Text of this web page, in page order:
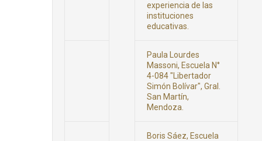
experiencia de las
instituciones
educativas.
Paula Lourdes
Massoni, Escuela N°
4-084 "Libertador
Simón Bolívar", Gral.
San Martín,
Mendoza.
Boris Sáez, Escuela